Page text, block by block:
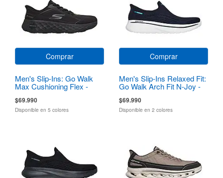
Comprar
Men's Slip-Ins: Go Walk
Max Cushioning Flex -
$69.990
Disponible en 5 colores
Comprar
Men's Slip-Ins Relaxed Fit:
Go Walk Arch Fit N-Joy -
$69.990
Disponible en 2 colores